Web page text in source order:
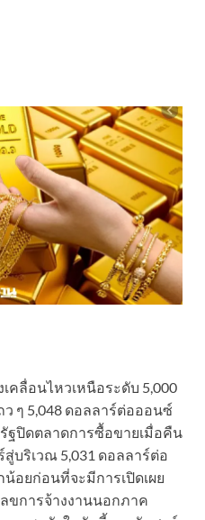
คลื่อนไหวเหนือระดับ 5,000
ๆ 5,048 ดอลลาร์ต่อออนซ์
ฐปิดตลาดการซื้อขายเมื่อคืน
บริเวณ 5,031 ดอลลาร์ต่อ
อยก่อนที่จะมีการเปิดเผย
ขการจ้างงานนอกภาค